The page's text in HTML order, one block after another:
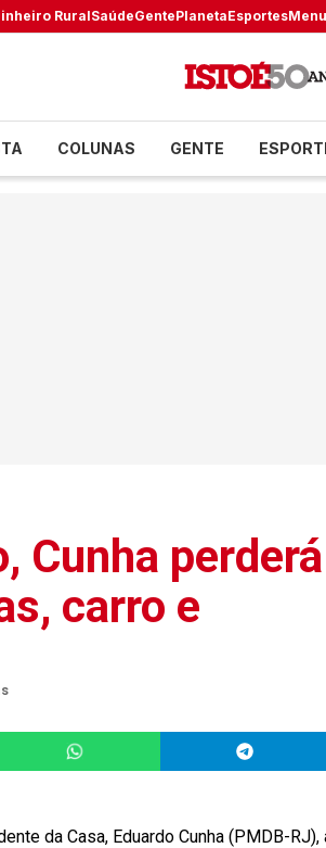
RuralSaúdeGentePlanetaEsportesMenu
COLUNAS GENTE
Cunha perderá
carro e
da Casa, Eduardo Cunha (PMDB-RJ),